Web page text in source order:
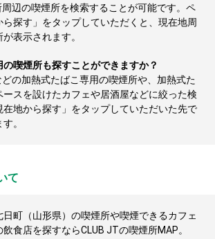
辺の喫煙所を検索することが可能です。ペ
探す」をタップしていただくと、現在地周
表示されます。
喫煙所も探すことができますか？
の加熱式たばこ専用の喫煙所や、加熱式た
ースを設けたカフェや居酒屋などに絞った検
地から探す」をタップしていただいた先で
。
て
町（山形県）の喫煙所や喫煙できるカフェ
食店を探すならCLUB JTの喫煙所MAP。